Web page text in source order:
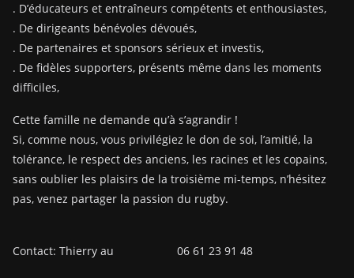
. D’éducateurs et entraîneurs compétents et enthousiastes,
. De dirigeants bénévoles dévoués,
. De partenaires et sponsors sérieux et investis,
. De fidèles supporters, présents même dans les moments
difficiles,
Cette famille ne demande qu’à s’agrandir !
Si, comme nous, vous privilégiez le don de soi, l’amitié, la
tolérance, le respect des anciens, les racines et les copains,
sans oublier les plaisirs de la troisième mi-temps, n’hésitez
pas, venez partager la passion du rugby.
Contact: Thierry au 06 61 23 91 48